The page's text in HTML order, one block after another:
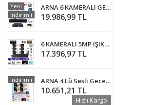
ARNA 6 KAMERALI GECE RENKLİ YAPAY ZEKA GERÇEK 5 MP 500 GB HDD DAHİL İÇ MEKAN GÜVENLİK SETİ - ST65500
19.986,99 TL
Yeni
İndirimli
6 KAMERALI 5MP IŞIKLI GECE RENKLİ SESLİ 3 TB HDD DAHİL AHD GÜVENLİK SETİ- ST-5530M
17.396,97 TL
ARNA 4 Lü Sesli Gece Renkli Görüş Özellikli Su Geçirmez Güvenlik Kamerası Seti 320GB - ST32025S
10.651,21 TL
İndirimli
Hızlı Kargo